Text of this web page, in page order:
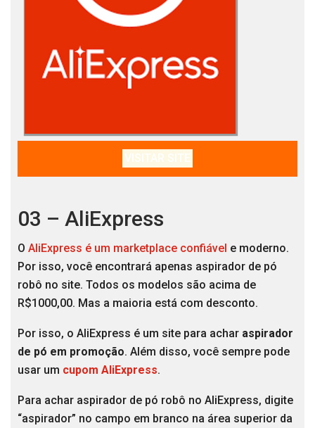
VISITAR SITE
03 – AliExpress
O AliExpress é um marketplace confiável e moderno.
Por isso, você encontrará apenas aspirador de pó
robô no site. Todos os modelos são acima de
R$1000,00. Mas a maioria está com desconto.
Por isso, o AliExpress é um site para achar aspirador
de pó em promoção. Além disso, você sempre pode
usar um cupom AliExpress.
Para achar aspirador de pó robô no AliExpress, digite
“aspirador” no campo em branco na área superior da